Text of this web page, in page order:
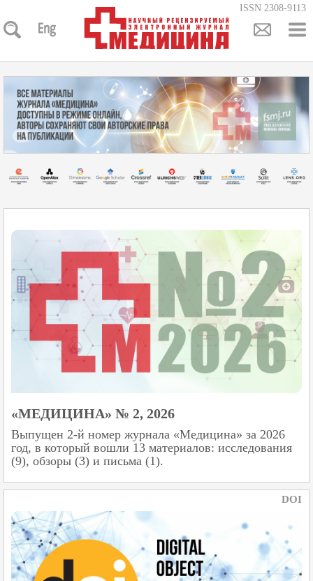
ISSN 2308-9113
«МЕДИЦИНА» № 2, 2026
Выпущен 2-й номер журнала «Медицина» за 2026
год, в который вошли 13 материалов: исследования
(9), обзоры (3) и письма (1).
DOI